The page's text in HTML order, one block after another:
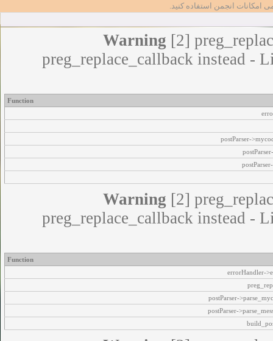
امکانات انجمن استفاده کنید.
Warning [2]
preg_replace_callback instead -
Function
postParser-
Warning [2]
preg_replace_callback instead -
Function
errorHandler-
postParser-
postParser-